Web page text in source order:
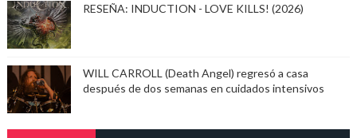
RESEÑA: INDUCTION - LOVE KILLS! (2026)
WILL CARROLL (Death Angel) regresó a casa
después de dos semanas en cuidados intensivos